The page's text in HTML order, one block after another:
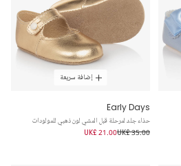
إضافة سريعة
Early Days
حذاء جلد لمرحلة قبل المشي لون ذهبي للمولودات
UK£ 35.00
UK£ 21.00